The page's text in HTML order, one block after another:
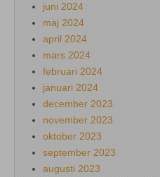
juni 2024
maj 2024
april 2024
mars 2024
februari 2024
januari 2024
december 2023
november 2023
oktober 2023
september 2023
augusti 2023